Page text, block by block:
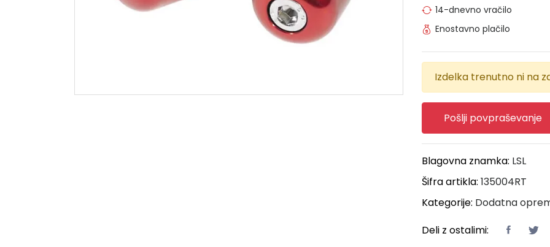
14-dnevno vračilo
Enostavno plačilo
Izdelka trenutno ni na
Pošlji povpraševanje
Blagovna znamka: LSL
Šifra artikla: 135004RT
Kategorije: Dodatna
Deli z ostalimi: